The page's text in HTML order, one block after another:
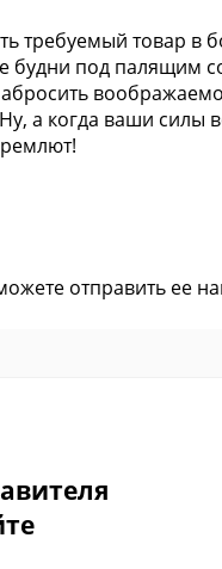
требуемый товар в
будни под палящим
а когда ваши силы
отправить ее